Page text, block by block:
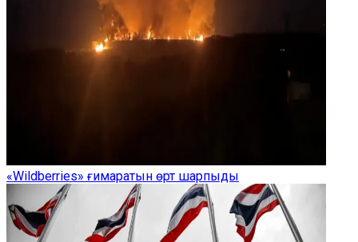
«Wildberries» ғимаратын өрт шарпыды